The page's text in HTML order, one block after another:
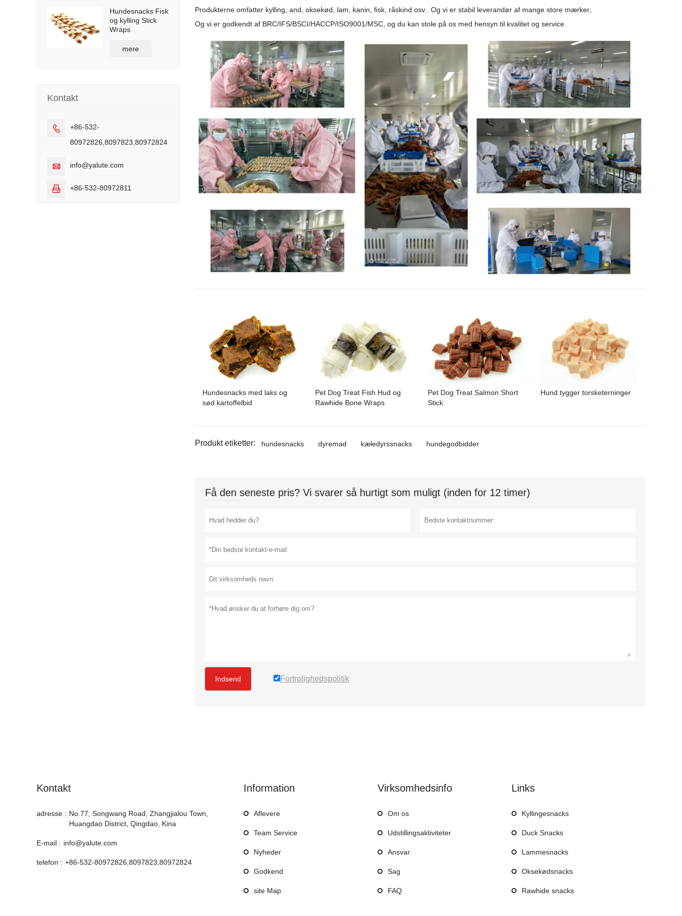
Produkterne omfatter kylling, and, oksekød, lam, kanin, fisk, råskind osv.. Og vi er stabil leverandør af mange store mærker;
Og vi er godkendt af BRC/IFS/BSCI/HACCP/ISO9001/MSC, og du kan stole på os med hensyn til kvalitet og service.
Hundesnacks med laks og
sød kartoffelbid
Pet Dog Treat Fish Hud og
Rawhide Bone Wraps
Pet Dog Treat Salmon Short
Stick
Hund tygger torsketerninger
Produkt etiketter: hundesnacks dyremad kæledyrssnacks hundegodbidder
Få den seneste pris? Vi svarer så hurtigt som muligt (inden for 12 timer)
Indsend Fortrolighedspolitik
Hundesnacks Fisk
og kylling Stick
Wraps
mere
Kontakt

+86-532-
80972826,8097823,80972824
 info@yalute.com
 +86-532-80972811
Kontakt
adresse : No.77, Songwang Road, Zhangjialou Town,
Huangdao District, Qingdao, Kina
E-mail : info@yalute.com
telefon : +86-532-80972826,8097823,80972824
Information
Aflevere
Team Service
Nyheder
Godkend
site Map
Virksomhedsinfo
Om os
Udstillingsaktiviteter
Ansvar
Sag
FAQ
Links
Kyllingesnacks
Duck Snacks
Lammesnacks
Oksekødsnacks
Rawhide snacks